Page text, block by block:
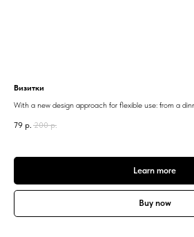
Визитки
With a new design approach for flexible use: from a
79 р. 200 р.
Learn more
Buy now